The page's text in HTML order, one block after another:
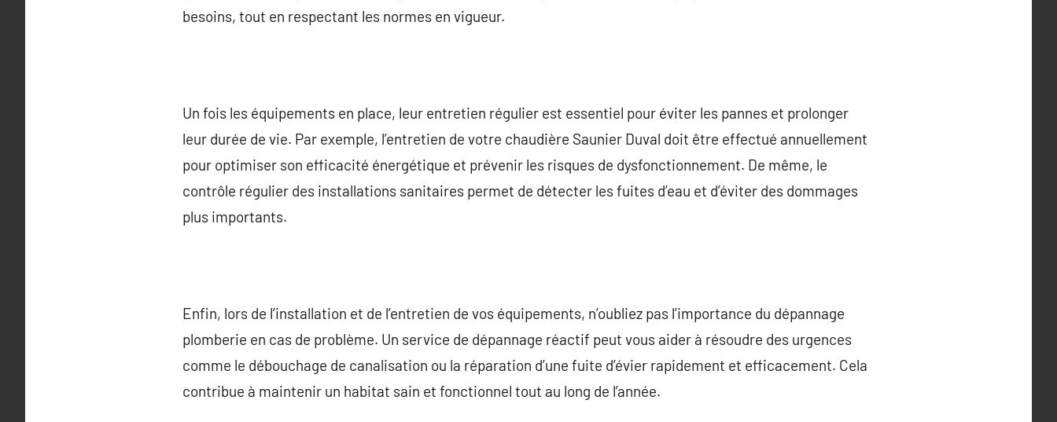
besoins, tout en respectant les normes en vigueur.
Un fois les équipements en place, leur entretien régulier est essentiel pour éviter les pannes et prolonger
leur durée de vie. Par exemple, l’entretien de votre chaudière Saunier Duval doit être effectué annuellement
pour optimiser son efficacité énergétique et prévenir les risques de dysfonctionnement. De même, le
contrôle régulier des installations sanitaires permet de détecter les fuites d’eau et d’éviter des dommages
plus importants.
Enfin, lors de l’installation et de l’entretien de vos équipements, n’oubliez pas l’importance du dépannage
plomberie en cas de problème. Un service de dépannage réactif peut vous aider à résoudre des urgences
comme le débouchage de canalisation ou la réparation d’une fuite d’évier rapidement et efficacement. Cela
contribue à maintenir un habitat sain et fonctionnel tout au long de l’année.